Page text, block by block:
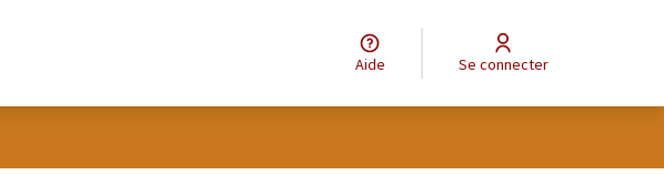
Aide Se connecter